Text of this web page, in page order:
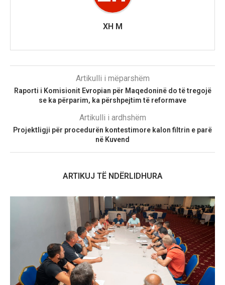
XH M
Artikulli i mëparshëm
Raporti i Komisionit Evropian për Maqedoninë do të tregojë
se ka përparim, ka përshpejtim të reformave
Artikulli i ardhshëm
Projektligji për procedurën kontestimore kalon filtrin e parë
në Kuvend
ARTIKUJ TË NDËRLIDHURA